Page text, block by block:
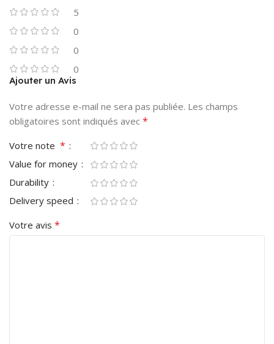
5
0
0
0
Ajouter un Avis
Votre adresse e-mail ne sera pas publiée. Les champs
obligatoires sont indiqués avec *
Votre note *
Value for money
Durability
Delivery speed
Votre avis *